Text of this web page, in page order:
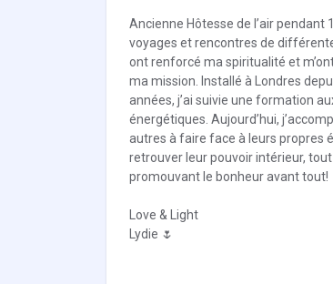
Ancienne Hôtesse de l’air pendant
voyages et rencontres de
ont renforcé ma spiritualité et
ma mission. Installé à Londres
années, j’ai suivie une formation
énergétiques. Aujourd’hui,
autres à faire face à leurs propres
retrouver leur pouvoir intérieur, tout
promouvant le bonheur avant tout!
Love & Light
Lydie 🌷